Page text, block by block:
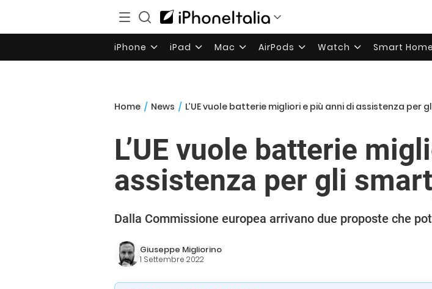
iPhone iPad Mac AirPods Watch Smart Home
Home / News / L’UE vuole batterie migliori e più anni di assistenza per
L’UE vuole batterie
assistenza per gli
Dalla Commissione europea arrivano due proposte che
Giuseppe Migliorino
1 Settembre 2022